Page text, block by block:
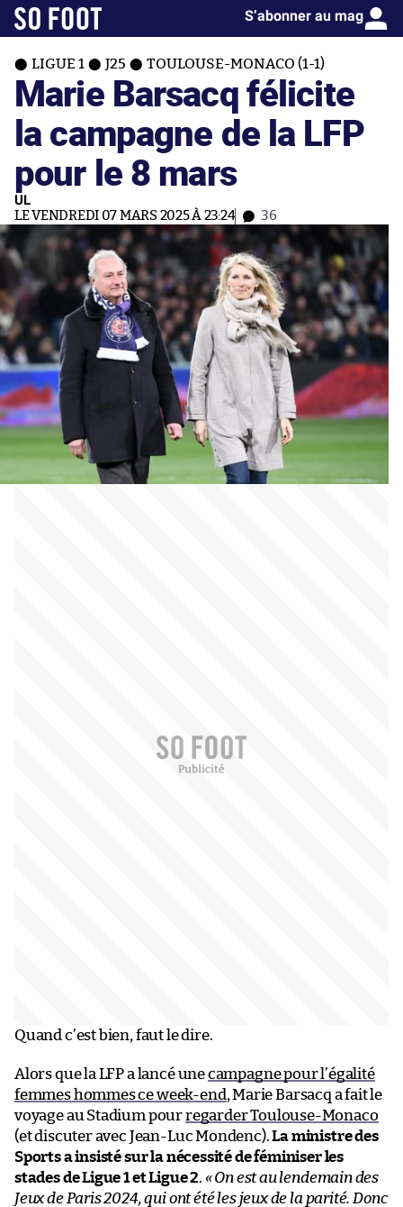
S’abonner au mag
LIGUE 1 J25 TOULOUSE-MONACO (1-1)
Marie Barsacq félicite
la campagne de la LFP
pour le 8 mars
UL
LE VENDREDI 07 MARS 2025 À 23:24 36
Quand c’est bien, faut le dire.
Alors que la LFP a lancé unecampagne pour l’égalité
femmes hommes ce week-end , Marie Barsacq a fait le
voyage au Stadium pourregarder Toulouse-Monaco
(et discuter avec Jean-Luc Mondenc).La ministre des
Sports a insisté sur la nécessité de féminiser les
stades de Ligue 1 et Ligue 2. « On est au lendemain des
Jeux de Paris 2024, qui ont été les jeux de la parité. Donc